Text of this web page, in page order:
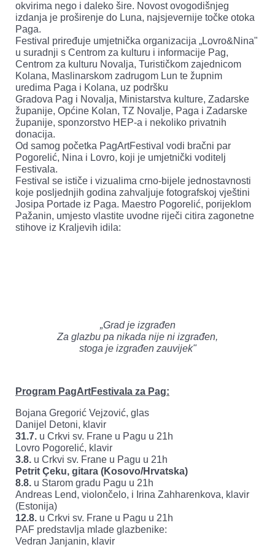
okvirima nego i daleko šire. Novost ovogodišnjeg
izdanja je proširenje do Luna, najsjevernije točke otoka
Paga.
Festival priređuje umjetnička organizacija „Lovro&Nina"
u suradnji s Centrom za kulturu i informacije Pag,
Centrom za kulturu Novalja, Turističkom zajednicom
Kolana, Maslinarskom zadrugom Lun te župnim
uredima Paga i Kolana, uz podršku
Gradova Pag i Novalja, Ministarstva kulture, Zadarske
županije, Općine Kolan, TZ Novalje, Paga i Zadarske
županije, sponzorstvo HEP-a i nekoliko privatnih
donacija.
Od samog početka PagArtFestival vodi bračni par
Pogorelić, Nina i Lovro, koji je umjetnički voditelj
Festivala.
Festival se ističe i vizualima crno-bijele jednostavnosti
koje posljednjih godina zahvaljuje fotografskoj vještini
Josipa Portade iz Paga. Maestro Pogorelić, porijeklom
Pažanin, umjesto vlastite uvodne riječi citira zagonetne
stihove iz Kraljevih idila:
„Grad je izgrađen
Za glazbu pa nikada nije ni izgrađen,
stoga je izgrađen zauvijek"
Program PagArtFestivala za Pag:
Bojana Gregorić Vejzović, glas
Danijel Detoni, klavir
31.7. u Crkvi sv. Frane u Pagu u 21h
Lovro Pogorelić, klavir
3.8. u Crkvi sv. Frane u Pagu u 21h
Petrit Çeku, gitara (Kosovo/Hrvatska)
8.8. u Starom gradu Pagu u 21h
Andreas Lend, violončelo, i Irina Zahharenkova, klavir
(Estonija)
12.8. u Crkvi sv. Frane u Pagu u 21h
PAF predstavlja mlade glazbenike:
Vedran Janjanin, klavir